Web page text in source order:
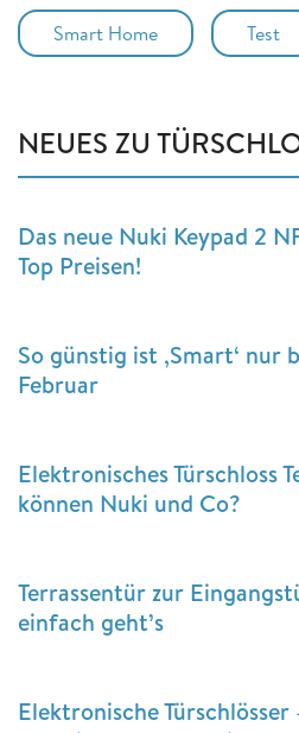
Smart Home Test
NEUES ZU
Das neue Nuki Keypad 2
Top Preisen!
So günstig ist ‚Smart‘ nur
Februar
Elektronisches Türschloss
können Nuki und Co?
Terrassentür zur
einfach geht’s
Elektronische